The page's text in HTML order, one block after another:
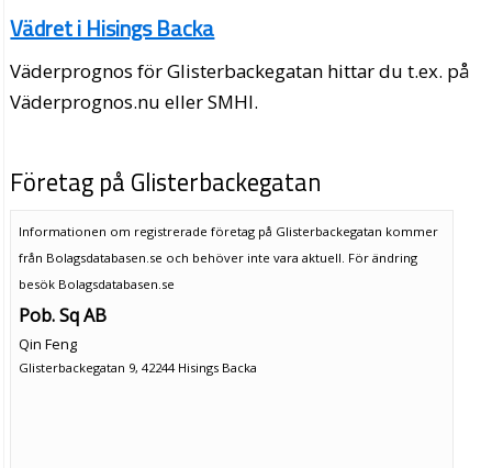
Vädret i Hisings Backa
Väderprognos för Glisterbackegatan hittar du t.ex. på
Väderprognos.nu eller SMHI.
Företag på Glisterbackegatan
Informationen om registrerade företag på Glisterbackegatan kommer
från Bolagsdatabasen.se och behöver inte vara aktuell. För ändring
besök Bolagsdatabasen.se
Pob. Sq AB
Qin Feng
Glisterbackegatan 9, 42244 Hisings Backa